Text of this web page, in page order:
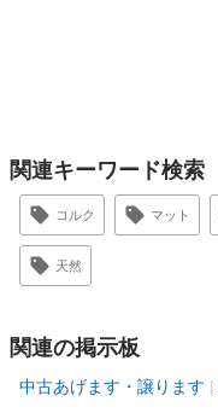
関連キーワード検索
コルク マット
天然
関連の掲示板
中古あげます・譲ります